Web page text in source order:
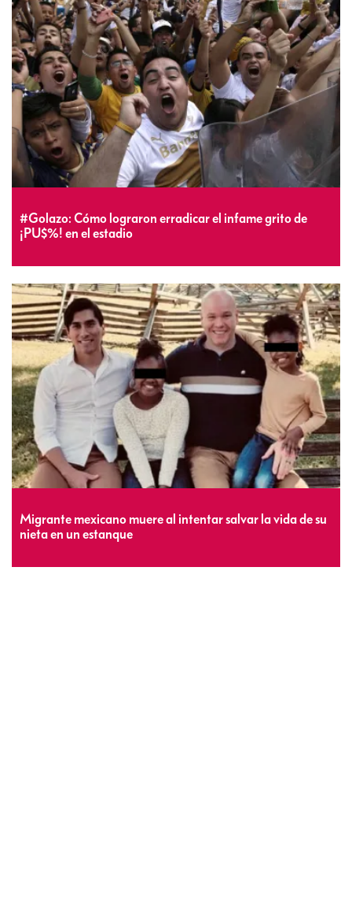
#Golazo: Cómo lograron erradicar el infame grito de
¡PU$%! en el estadio
Migrante mexicano muere al intentar salvar la vida de su
nieta en un estanque